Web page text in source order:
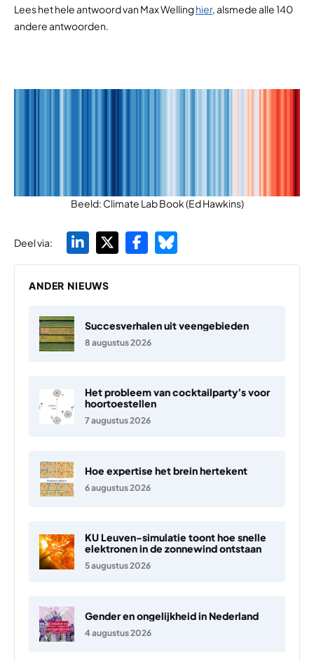
Lees het hele antwoord van Max Wellinghier, alsmede alle 140
andere antwoorden.
Beeld: Climate Lab Book (Ed Hawkins)
Deel via:
ANDER NIEUWS
Succesverhalen uit veengebieden
8 augustus 2026
Het probleem van cocktailparty’s voor
hoortoestellen
7 augustus 2026
Hoe expertise het brein hertekent
6 augustus 2026
KU Leuven-simulatie toont hoe snelle
elektronen in de zonnewind ontstaan
5 augustus 2026
Gender en ongelijkheid in Nederland
4 augustus 2026